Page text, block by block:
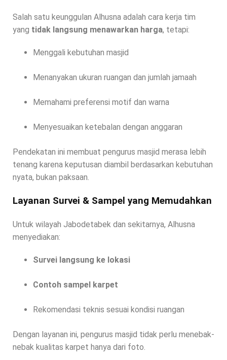
Salah satu keunggulan Alhusna adalah cara kerja tim
yang tidak langsung menawarkan harga, tetapi:
Menggali kebutuhan masjid
Menanyakan ukuran ruangan dan jumlah jamaah
Memahami preferensi motif dan warna
Menyesuaikan ketebalan dengan anggaran
Pendekatan ini membuat pengurus masjid merasa lebih
tenang karena keputusan diambil berdasarkan kebutuhan
nyata, bukan paksaan.
Layanan Survei & Sampel yang Memudahkan
Untuk wilayah Jabodetabek dan sekitarnya, Alhusna
menyediakan:
Survei langsung ke lokasi
Contoh sampel karpet
Rekomendasi teknis sesuai kondisi ruangan
Dengan layanan ini, pengurus masjid tidak perlu menebak-
nebak kualitas karpet hanya dari foto.